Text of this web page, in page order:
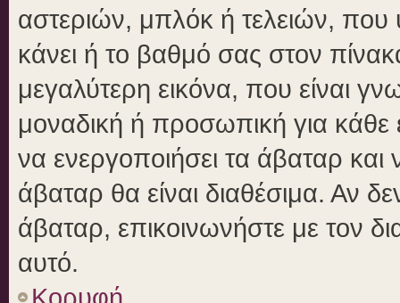
αστεριών, μπλόκ ή τελειών, που
κάνει ή το βαθμό σας στον
μεγαλύτερη εικόνα, που είναι
μοναδική ή προσωπική για κάθε
να ενεργοποιήσει τα άβαταρ και
άβαταρ θα είναι διαθέσιμα. Αν
άβαταρ, επικοινωνήστε με τον
αυτό.